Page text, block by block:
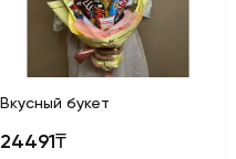
Вкусный букет
24491₸